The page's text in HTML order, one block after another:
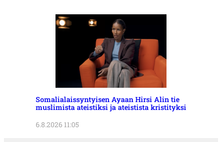
Somalialaissyntyisen Ayaan Hirsi Alin tie
muslimista ateistiksi ja ateistista kristityksi
6.8.2026 11:05